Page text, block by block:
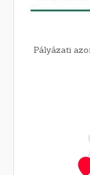
Pályázati